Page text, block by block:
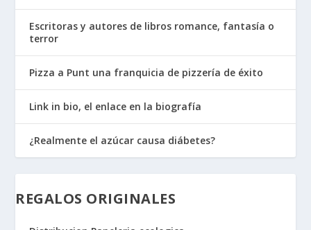
Escritoras y autores de libros romance, fantasía o
terror
Pizza a Punt una franquicia de pizzería de éxito
Link in bio, el enlace en la biografía
¿Realmente el azúcar causa diábetes?
REGALOS ORIGINALES